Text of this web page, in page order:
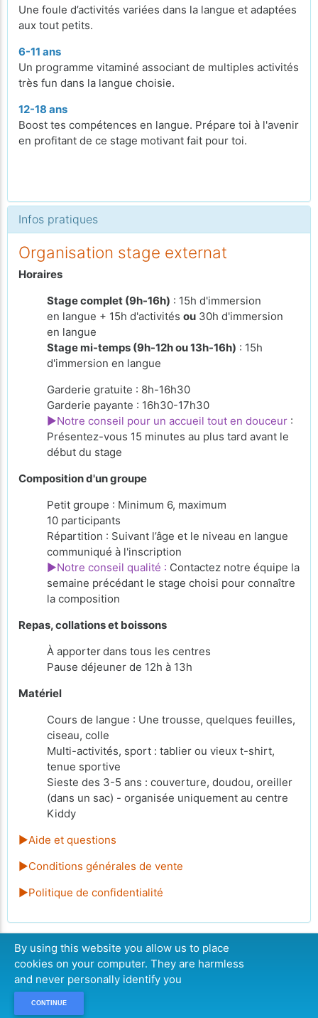
Une foule d’activités variées dans la langue et adaptées
aux tout petits.
6-11 ans
Un programme vitaminé associant de multiples activités
très fun dans la langue choisie.
12-18 ans
Boost tes compétences en langue. Prépare toi à l'avenir
en profitant de ce stage motivant fait pour toi.
Infos pratiques
Organisation stage externat
Horaires
Stage complet (9h-16h) : 15h d'immersion
en langue + 15h d'activités ou 30h d'immersion
en langue
Stage mi-temps (9h-12h ou 13h-16h) : 15h
d'immersion en langue
Garderie gratuite : 8h-16h30
Garderie payante : 16h30-17h30
►Notre conseil pour un accueil tout en douceur :
Présentez-vous 15 minutes au plus tard avant le
début du stage
Composition d'un groupe
Petit groupe : Minimum 6, maximum
10 participants
Répartition : Suivant l’âge et le niveau en langue
communiqué à l'inscription
►Notre conseil qualité : Contactez notre équipe la
semaine précédant le stage choisi pour connaître
la composition
Repas, collations et boissons
À apporterdans tous les centres
Pause déjeuner de 12h à 13h
Matériel
Cours de langue : Une trousse, quelques feuilles,
ciseau, colle
Multi-activités, sport : tablier ou vieux t-shirt,
tenue sportive
Sieste des 3-5 ans : couverture, doudou, oreiller
(dans un sac) - organisée uniquement au centre
Kiddy
►Aide et questions
►Conditions générales de vente
►Politique de confidentialité
CONTINUER
By using this website you allow us to place
cookies on your computer. They are harmless
and never personally identify you
CONTINUE